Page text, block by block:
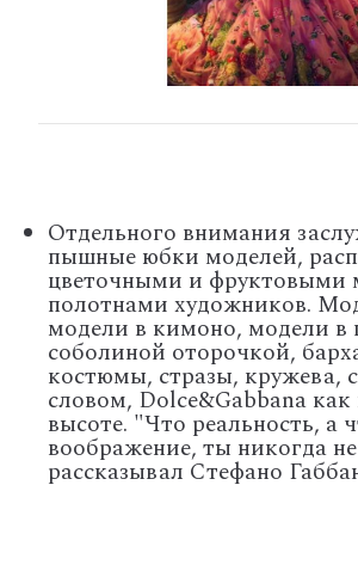
Отдельного внимания
пышные юбки моделей,
цветочными и фруктовыми
полотнами художников.
модели в кимоно, модели в
соболиной оторочкой,
костюмы, стразы, кружева,
словом, Dolce&Gabbana как
высоте. "Что реальность, а
воображение, ты никогда
рассказывал Стефано